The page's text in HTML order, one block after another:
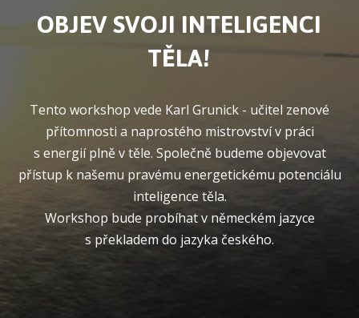
OBJEV SVOJI INTELIGENCI
TĚLA!
Tento workshop vede Karl Grunick - učitel zenové
přítomnosti a naprostého mistrovství v práci
s energií plně v těle. Společně budeme objevovat
přístup k našemu pravému energetickému potenciálu
inteligence těla.
Workshop bude probíhat v německém jazyce
s překladem do jazyka českého.